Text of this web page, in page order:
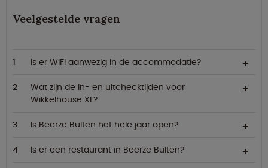
Veelgestelde vragen
Is er WiFi aanwezig in de accommodatie?
Wat zijn de in- en uitchecktijden voor
Wikkelhouse XL?
Is Beerze Bulten het hele jaar open?
Is er een restaurant in Beerze Bulten?